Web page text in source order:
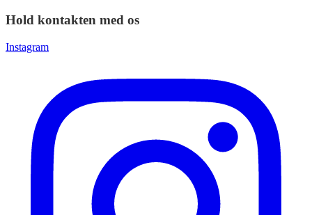
Hold kontakten med os
Instagram